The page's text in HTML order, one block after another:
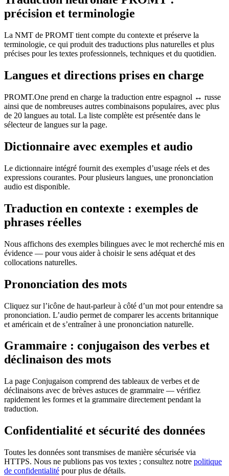
précision et terminologie
La NMT de PROMT tient compte du contexte et préserve la
terminologie, ce qui produit des traductions plus naturelles et plus
précises pour les textes professionnels, techniques et du quotidien.
Langues et directions prises en charge
PROMT.One prend en charge la traduction entre espagnol ↔ russe
ainsi que de nombreuses autres combinaisons populaires, avec plus
de 20 langues au total. La liste complète est présentée dans le
sélecteur de langues sur la page.
Dictionnaire avec exemples et audio
Le dictionnaire intégré fournit des exemples d’usage réels et des
expressions courantes. Pour plusieurs langues, une prononciation
audio est disponible.
Traduction en contexte : exemples de
phrases réelles
Nous affichons des exemples bilingues avec le mot recherché mis en
évidence — pour vous aider à choisir le sens adéquat et des
collocations naturelles.
Prononciation des mots
Cliquez sur l’icône de haut-parleur à côté d’un mot pour entendre sa
prononciation. L’audio permet de comparer les accents britannique
et américain et de s’entraîner à une prononciation naturelle.
Grammaire : conjugaison des verbes et
déclinaison des mots
La page Conjugaison comprend des tableaux de verbes et de
déclinaisons avec de brèves astuces de grammaire — vérifiez
rapidement les formes et la grammaire directement pendant la
traduction.
Confidentialité et sécurité des données
Toutes les données sont transmises de manière sécurisée via
HTTPS. Nous ne publions pas vos textes ; consultez notre politique
de confidentialité pour plus de détails.